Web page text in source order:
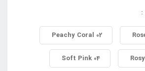
:
02 Peachy Coral
04 Soft Pink